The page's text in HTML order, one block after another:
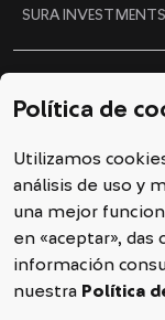
Política de
Utilizamos
análisis de uso y
una mejor
en «aceptar»,
información
nuestra Política
SURA INVESTMENTS
Línea ética
Política de cookies
Declaración de